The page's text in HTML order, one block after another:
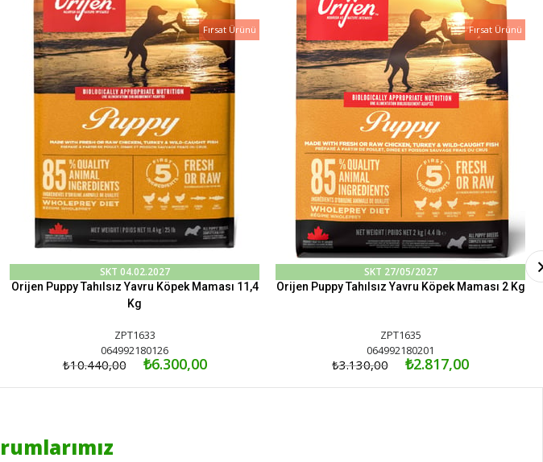
Orijen Puppy Tahılsız Yavru Köpek Maması 11,4
Kg
ZPT1633
064992180126
₺6.300,00
₺10.440,00
Fırsat Ürünü
SKT 04.02.2027
Orijen Puppy Tahılsız Yavru Köpek Maması 2 Kg
ZPT1635
064992180201
₺2.817,00
₺3.130,00
Fırsat Ürünü
SKT 27/05/2027